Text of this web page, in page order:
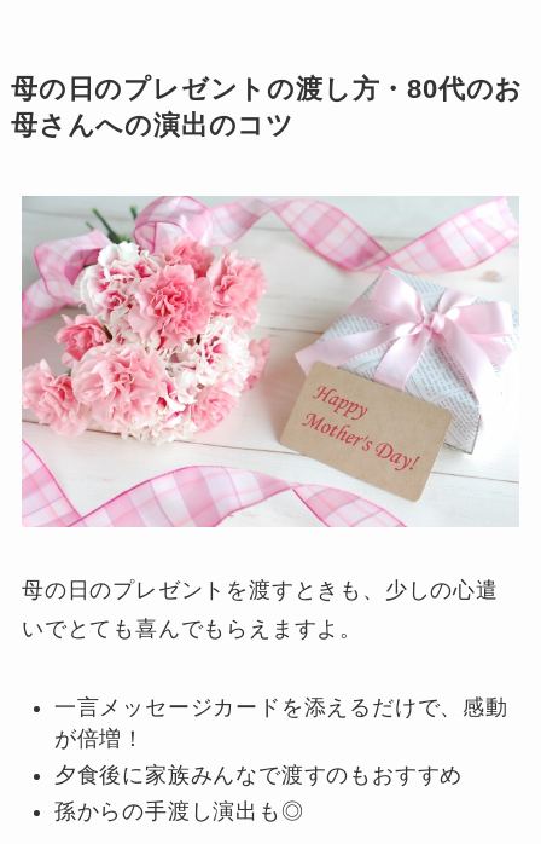
母の日のプレゼントの渡し方・80代のお
母さんへの演出のコツ
母の日のプレゼントを渡すときも、少しの心遣
いでとても喜んでもらえますよ。
一言メッセージカードを添えるだけで、感動
が倍増！
夕食後に家族みんなで渡すのもおすすめ
孫からの手渡し演出も◎